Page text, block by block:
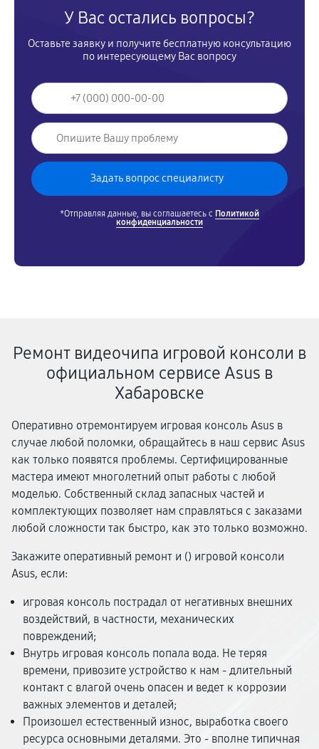
У Вас остались вопросы?
Оставьте заявку и получите бесплатную консультацию
по интересующему Вас вопросу
*Отправляя данные, вы соглашаетесь с Политикой
конфиденциальности
Ремонт видеочипа игровой консоли в
официальном сервисе Asus в
Хабаровске
Оперативно отремонтируем игровая консоль Asus в
случае любой поломки, обращайтесь в наш сервис Asus
как только появятся проблемы. Сертифицированные
мастера имеют многолетний опыт работы с любой
моделью. Собственный склад запасных частей и
комплектующих позволяет нам справляться с заказами
любой сложности так быстро, как это только возможно.
Закажите оперативный ремонт и () игровой консоли
Asus, если:
игровая консоль пострадал от негативных внешних
воздействий, в частности, механических
повреждений;
Внутрь игровая консоль попала вода. Не теряя
времени, привозите устройство к нам - длительный
контакт с влагой очень опасен и ведет к коррозии
важных элементов и деталей;
Произошел естественный износ, выработка своего
ресурса основными деталями. Это - вполне типичная